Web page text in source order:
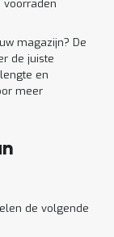
voorraden
magazijn? De
de juiste
en
meer
de volgende